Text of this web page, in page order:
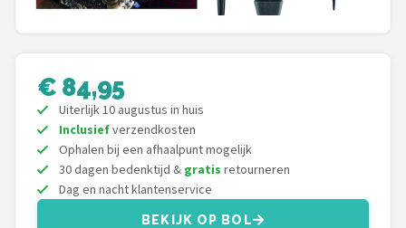
Mission
Harrows
KOTO
€ 84,95
Uiterlijk 10 augustus in huis
Inclusiefverzendkosten
Ophalen bij een afhaalpunt mogelijk
30 dagen bedenktijd & gratis retourneren
Dag en nacht klantenservice
BEKIJK OP BOL